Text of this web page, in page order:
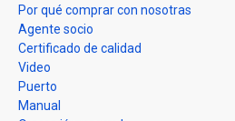
Por qué comprar con nosotras
Agente socio
Certificado de calidad
Video
Puerto
Manual